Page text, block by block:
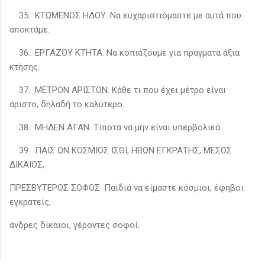
35. ΚΤΩΜΕΝΟΣ ΗΔΟΥ. Να ευχαριστιόμαστε με αυτά που
αποκτάμε.
36. ΕΡΓΑΖΟΥ ΚΤΗΤΑ. Να κοπιάζουμε για πράγματα άξια
κτήσης.
37. ΜΕΤΡΟΝ ΑΡΙΣΤΟΝ. Κάθε τι που έχει μέτρο είναι
άριστο, δηλαδή το καλύτερο.
38. ΜΗΔΕΝ ΑΓΑΝ. Τίποτα να μην είναι υπερβολικό
39. ΠΑΙΣ ΩΝ ΚΟΣΜΙΟΣ ΙΣΘΙ, ΗΒΩΝ ΕΓΚΡΑΤΗΣ, ΜΕΣΟΣ
ΔΙΚΑΙΟΣ,
ΠΡΕΣΒΥΤΕΡΟΣ ΣΟΦΟΣ. Παιδιά να είμαστε κόσμιοι, έφηβοι
εγκρατείς,
άνδρες δίκαιοι, γέροντες σοφοί.